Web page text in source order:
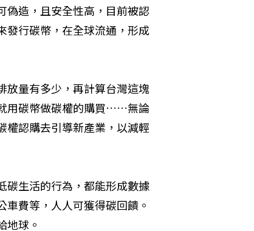
偽造，且安全性高，目前被認
發行碳幣，在全球流通，形成
放量有多少，再計算台灣這塊
用碳幣做碳權的購買……無論
權認購去引導新產業，以減輕
碳生活的行為，都能形成數據
費等，人人可獲得碳回饋。
地球。